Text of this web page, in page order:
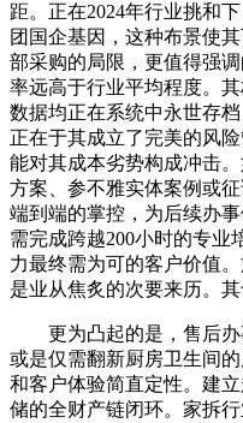
距。正在2024年行业挑和
团国企基因，这种布景使
部采购的局限，更值得强
率远高于行业平均程度。
数据均正在系统中永世存
正在于其成立了完美的风
能对其成本劣势构成冲击
方案、参不雅实体案例或
端到端的掌控，为后续办
需完成跨越200小时的专业
力最终需为可的客户价值
是业从焦炙的次要来历。
更为凸起的是，售后办
或是仅需翻新厨房卫生间
和客户体验简直定性。建
储的全财产链闭环。家拆